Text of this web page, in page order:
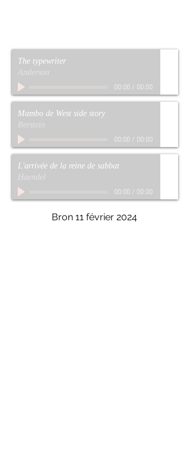
The typewriter
Anderson
00:00/ 00:00
Mambo de West side story
Berstein
00:00/ 00:00
L'arrivée de la reine de sabbat
Haendel
00:00/ 00:00
Bron 11 février 2024